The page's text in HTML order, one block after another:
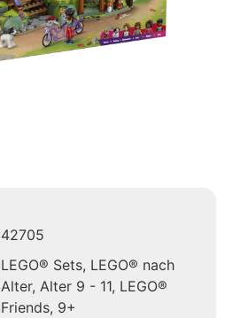
42705
LEGO® Sets, LEGO® nach
Alter, Alter 9 - 11, LEGO®
Friends, 9+